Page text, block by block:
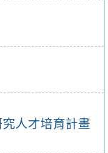
人才培育計畫